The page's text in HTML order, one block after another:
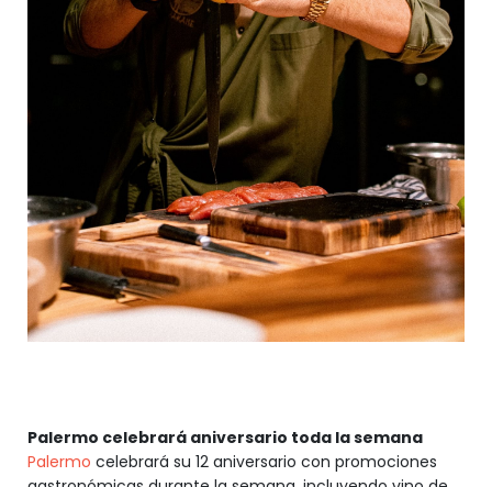
Palermo celebrará aniversario toda la semana
Palermo celebrará su 12 aniversario con promociones